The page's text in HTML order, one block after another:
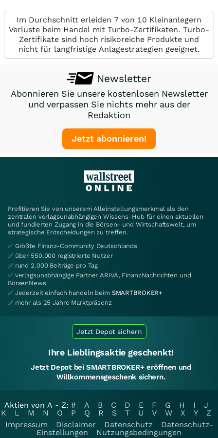
Im Durchschnitt erleiden 7 von 10 Kleinanlegern
Verluste beim Handel mit Turbo-Zertifikaten. Turbo-
Zertifikate sind hoch risikoreiche Produkte und
nicht für langfristige Anlagestrategien geeignet.
Newsletter
Abonnieren Sie unsere kostenlosen Newsletter
und verpassen Sie nichts mehr aus der
Redaktion
Jetzt abonnieren!
Profitieren Sie von unserem Alleinstellungsmerkmal als den
zentralen verlagsunabhängigen Wissens-Hub für einen aktuellen
und fundierten Zugang in die Börsen- und Wirtschaftswelt, um
strategische Entscheidungen zu treffen.
✅ Größte Finanz-Community Deutschlands
✅ über 550.000 registrierte Nutzer
✅ rund 2.000 Beiträge pro Tag
✅ verlagsunabhängige Partner ARIVA, FinanzNachrichten und
BörsenNews
✅ Jederzeit einfach handeln beim SMARTBROKER+
✅ mehr als 25 Jahre Marktpräsenz
Jetzt Depot sichern
Ihre Lieblingsaktie geschenkt!
Jetzt Depot bei SMARTBROKER+ eröffnen und
Willkommensgeschenk sichern.
Aktien von A - Z: # A B C D E F G H I
J
K
L M N O P Q R S T U V W X Y
Z
Impressum
Disclaimer Datenschutz
Datenschutz-
Einstellungen
Nutzungsbedingungen